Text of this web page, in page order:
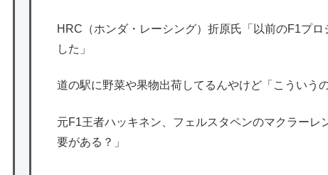
海外「日本は特別！」日本の地震支援を申し
出たあの親日経営者に海外が大騒ぎ
の為替介入再びで海外が大騒ぎ
韓国人「実は日本経済を支えて生かしている
HRC（ホンダ・レーシング）折原氏「以前のF1プ
した」
道の駅に野菜や果物出荷してるんやけど「こういう
元F1王者ハッキネン、フェルスタペンのマクラー
要がある？」